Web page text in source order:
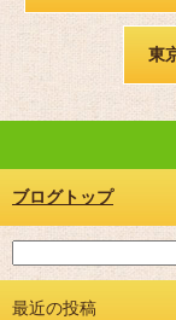
東
ブログトップ
最近の投稿